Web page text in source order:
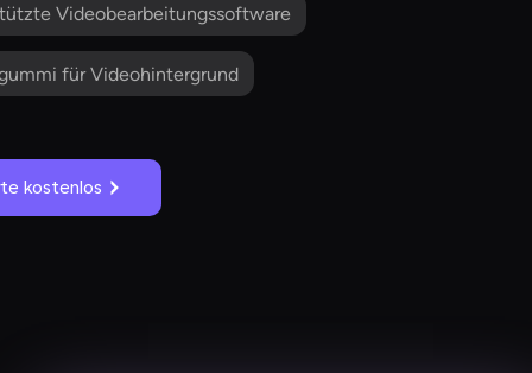
Videobearbeitungssoftware
für Videohintergrund
kostenlos